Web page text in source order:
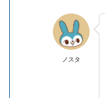
ノスタ